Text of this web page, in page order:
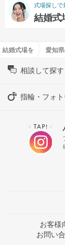
式場探しで
結婚式
結婚式場を探すならハ
愛知
相談して探す
指輪・フォ
＼ TAP! ／
お客様
お問い